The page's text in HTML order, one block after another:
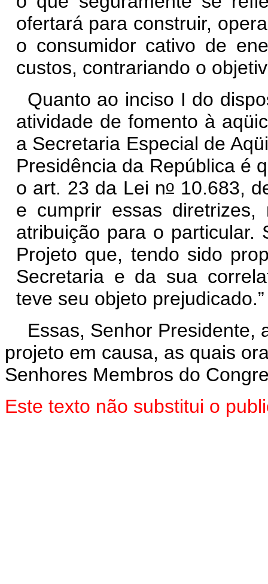
ofertará para construir,
o consumidor cativo de
custos, contrariando o
Quanto ao inciso I do
atividade de fomento à
a Secretaria Especial de
Presidência da República é
o art. 23 da Lei no10.683,
e cumprir essas
atribuição para o particular.
Projeto que, tendo sido
Secretaria e da sua
teve seu objeto
Essas, Senhor Presidente,
projeto em causa, as quais
Senhores Membros do
Este texto não substitui o